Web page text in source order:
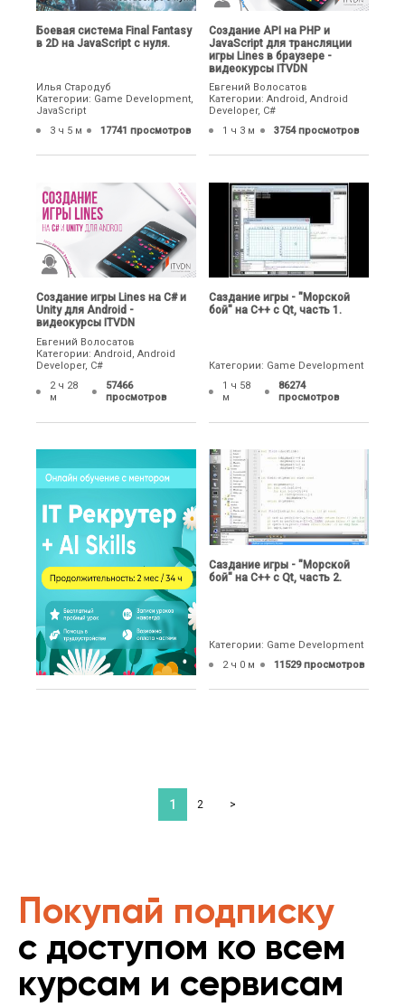
Боевая система Final Fantasy
в 2D на JavaScript с нуля.
Илья Стародуб
Категории: Game Development,
JavaScript
3 ч 5 м
17741 просмотров
Создание API на PHP и
JavaScript для трансляции
игры Lines в браузере -
видеокурсы ITVDN
Евгений Волосатов
Категории: Android, Android
Developer, C#
1 ч 3 м
3754 просмотров
Создание игры Lines на C# и
Unity для Android -
видеокурсы ITVDN
Евгений Волосатов
Категории: Android, Android
Developer, C#
2 ч 28
м
57466
просмотров
Саздание игры - "Морской
бой" на C++ с Qt, часть 1.
Категории: Game Development
1 ч 58
м
86274
просмотров
Саздание игры - "Морской
бой" на C++ с Qt, часть 2.
Категории: Game Development
2 ч 0 м
11529 просмотров
1 2 >
Покупай подписку
с доступом ко всем
курсам и сервисам